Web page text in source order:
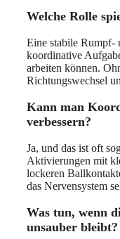
Welche Rolle
Eine stabile Rumpf-
koordinative
arbeiten können.
Richtungswechsel
Kann man
verbessern?
Ja, und das ist oft
Aktivierungen mit
lockeren
das Nervensystem
Was tun, wenn
unsauber bleibt?